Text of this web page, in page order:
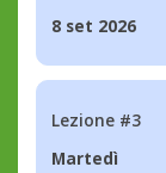
8 set 2026
Lezione #3
Martedì